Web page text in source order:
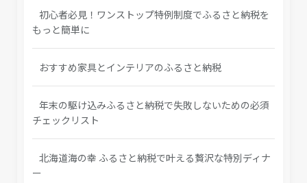
初心者必見！ワンストップ特例制度でふるさと納税を
もっと簡単に
おすすめ家具とインテリアのふるさと納税
年末の駆け込みふるさと納税で失敗しないための必須
チェックリスト
北海道海の幸 ふるさと納税で叶える贅沢な特別ディナ
ー